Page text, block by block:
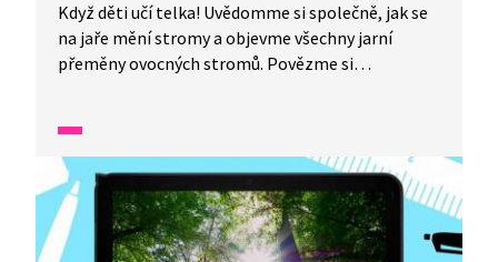
Když děti učí telka! Uvědomme si společně, jak se
na jaře mění stromy a objevme všechny jarní
přeměny ovocných stromů. Povězme si
Po shlédnutí této UčíTelky určitě!